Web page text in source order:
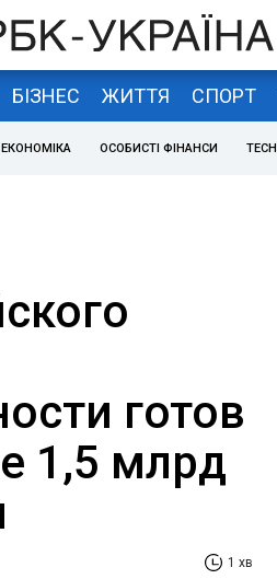
БІЗНЕС ЖИТТЯ СПОРТ
ЕКОНОМІКА ОСОБИСТІ ФІНАНСИ TECH
готов
1,5 млрд
1 хв